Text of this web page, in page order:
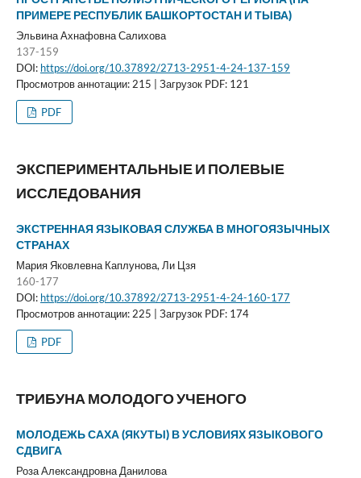
ПРИМЕРЕ РЕСПУБЛИК БАШКОРТОСТАН И ТЫВА)
Эльвина Ахнафовна Салихова
137-159
DOI: https://doi.org/10.37892/2713-2951-4-24-137-159
Просмотров аннотации: 215 | Загрузок PDF: 121
PDF
ЭКСПЕРИМЕНТАЛЬНЫЕ И ПОЛЕВЫЕ
ИССЛЕДОВАНИЯ
ЭКСТРЕННАЯ ЯЗЫКОВАЯ СЛУЖБА В МНОГОЯЗЫЧНЫХ
СТРАНАХ
Мария Яковлевна Каплунова, Ли Цзя
160-177
DOI: https://doi.org/10.37892/2713-2951-4-24-160-177
Просмотров аннотации: 225 | Загрузок PDF: 174
PDF
ТРИБУНА МОЛОДОГО УЧЕНОГО
МОЛОДЕЖЬ САХА (ЯКУТЫ) В УСЛОВИЯХ ЯЗЫКОВОГО
СДВИГА
Роза Александровна Данилова